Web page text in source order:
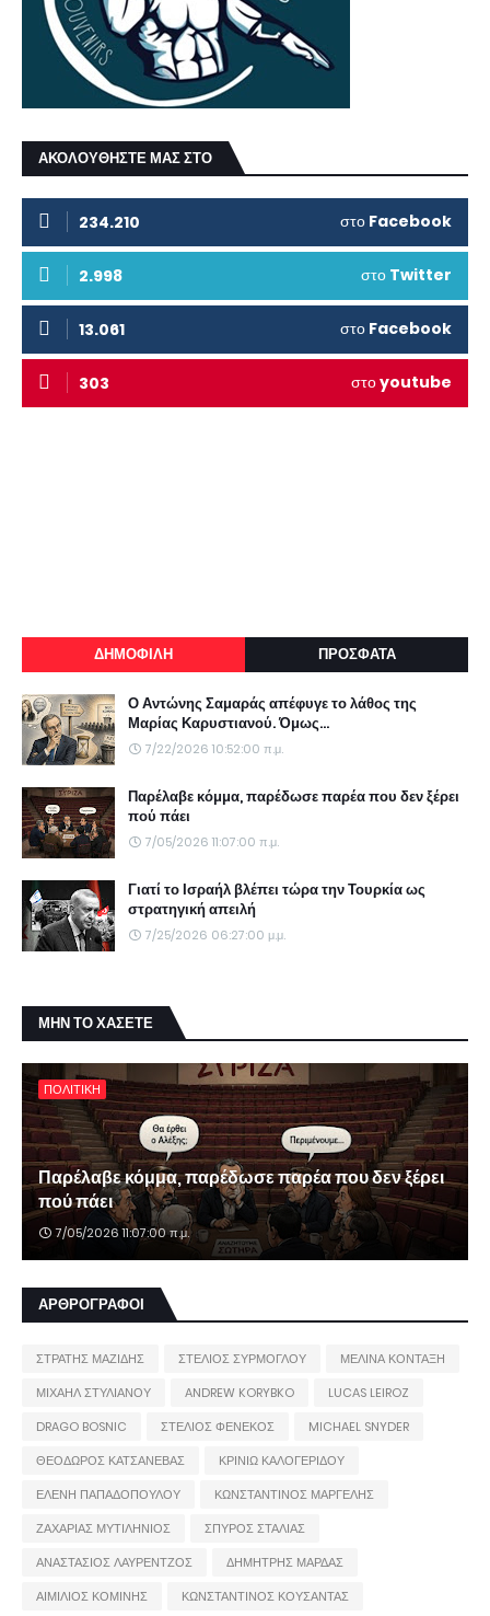
ΑΚΟΛΟΥΘΗΣΤΕ ΜΑΣ ΣΤΟ
234.210 στο Facebook
2.998 στο Twitter
13.061 στο Facebook
303 στοyoutube
ΔΗΜΟΦΙΛΗ ΠΡΟΣΦΑΤΑ
Ο Αντώνης Σαμαράς απέφυγε το λάθος της
Μαρίας Καρυστιανού. Όμως...
7/22/2026 10:52:00 π.μ.
Παρέλαβε κόμμα, παρέδωσε παρέα που δεν ξέρει
πού πάει
7/05/2026 11:07:00 π.μ.
Γιατί το Ισραήλ βλέπει τώρα την Τουρκία ως
στρατηγική απειλή
7/25/2026 06:27:00 μ.μ.
ΜΗΝ ΤΟ ΧΑΣΕΤΕ
ΠΟΛΙΤΙΚΗ
Παρέλαβε κόμμα, παρέδωσε παρέα που δεν ξέρει
πού πάει
7/05/2026 11:07:00 π.μ.
ΑΡΘΡΟΓΡΑΦΟΙ
ΣΤΡΑΤΗΣ ΜΑΖΙΔΗΣ ΣΤΕΛΙΟΣ ΣΥΡΜΟΓΛΟΥ
ΜΕΛΙΝΑ ΚΟΝΤΑΞΗ
ΜΙΧΑΗΛ ΣΤΥΛΙΑΝΟΥ
ANDREW KORYBKO
LUCAS LEIROZ
DRAGO BOSNIC
ΣΤΕΛΙΟΣ ΦΕΝΕΚΟΣ
MICHAEL SNYDER
ΘΕΟΔΩΡΟΣ ΚΑΤΣΑΝΕΒΑΣ
ΚΡΙΝΙΩ ΚΑΛΟΓΕΡΙΔΟΥ
ΕΛΕΝΗ ΠΑΠΑΔΟΠΟΥΛΟΥ
ΚΩΝΣΤΑΝΤΙΝΟΣ ΜΑΡΓΕΛΗΣ
ΖΑΧΑΡΙΑΣ ΜΥΤΙΛΗΝΙΟΣ
ΣΠΥΡΟΣ ΣΤΑΛΙΑΣ
ΑΝΑΣΤΑΣΙΟΣ ΛΑΥΡΕΝΤΖΟΣ
ΔΗΜΗΤΡΗΣ ΜΑΡΔΑΣ
ΑΙΜΙΛΙΟΣ ΚΟΜΙΝΗΣ
ΚΩΝΣΤΑΝΤΙΝΟΣ ΚΟΥΣΑΝΤΑΣ